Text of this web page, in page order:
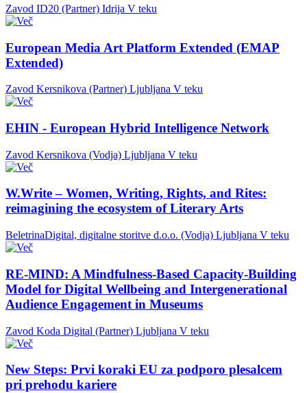
Zavod ID20 (Partner) Idrija V teku
European Media Art Platform Extended (EMAP
Extended)
Zavod Kersnikova (Partner) Ljubljana V teku
EHIN - European Hybrid Intelligence Network
Zavod Kersnikova (Vodja) Ljubljana V teku
W.Write – Women, Writing, Rights, and Rites:
reimagining the ecosystem of Literary Arts
BeletrinaDigital, digitalne storitve d.o.o. (Vodja) Ljubljana V teku
RE-MIND: A Mindfulness-Based Capacity-Building
Model for Digital Wellbeing and Intergenerational
Audience Engagement in Museums
Zavod Koda Digital (Partner) Ljubljana V teku
New Steps: Prvi koraki EU za podporo plesalcem
pri prehodu kariere